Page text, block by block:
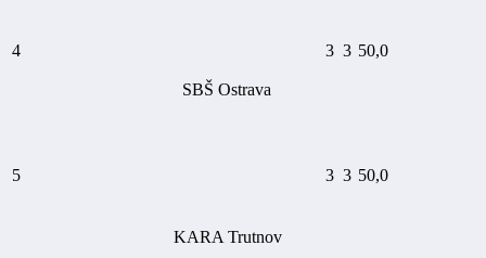
4
SBŠ Ostrava
3 3 50,0
5
KARA Trutnov
3 3 50,0